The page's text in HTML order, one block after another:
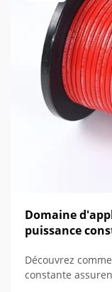
Domaine
puissance
Découvrez
constante